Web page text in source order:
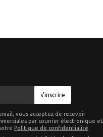
s'inscrire
vous acceptez de recevoir
par courrier électronique et
Politique de confidentialité